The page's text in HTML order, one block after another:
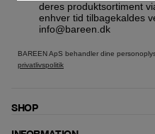
deres produktsortiment via email. Dit
enhver tid tilbagekaldes
info@bareen.dk
BAREEN ApS behandler dine
privatlivspolitik
SHOP